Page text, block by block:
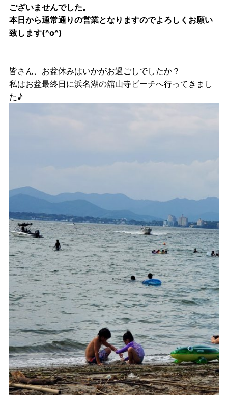
ございませんでした。
本日から通常通りの営業となりますのでよろしくお願い
致します(^o^)
皆さん、お盆休みはいかがお過ごしでしたか？
私はお盆最終日に浜名湖の舘山寺ビーチへ行ってきまし
た♪